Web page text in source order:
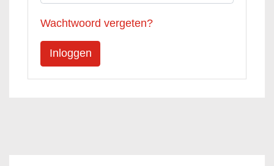
Wachtwoord vergeten?